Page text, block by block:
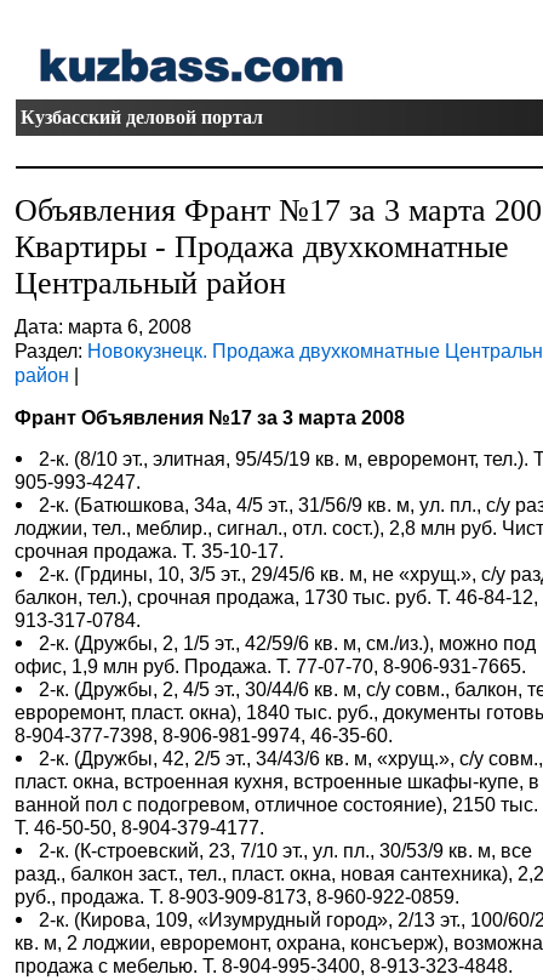
Кузбасский деловой портал
Объявления Франт №17 за 3 марта
Квартиры - Продажа двухкомнатные
Центральный район
Дата: марта 6, 2008
Раздел: Новокузнецк. Продажа двухкомнатные
район |
Франт Объявления №17 за 3 марта 2008
2-к. (8/10 эт., элитная, 95/45/19 кв. м, евроремонт, тел.).
905-993-4247.
2-к. (Батюшкова, 34а, 4/5 эт., 31/56/9 кв. м, ул. пл., с/у
лоджии, тел., меблир., сигнал., отл. сост.), 2,8 млн руб.
срочная продажа. Т. 35-10-17.
2-к. (Грдины, 10, 3/5 эт., 29/45/6 кв. м, не «хрущ.», с/у
балкон, тел.), срочная продажа, 1730 тыс. руб. Т. 46-84-12,
913-317-0784.
2-к. (Дружбы, 2, 1/5 эт., 42/59/6 кв. м, см./из.), можно под
офис, 1,9 млн руб. Продажа. Т. 77-07-70, 8-906-931-7665.
2-к. (Дружбы, 2, 4/5 эт., 30/44/6 кв. м, с/у совм., балкон,
евроремонт, пласт. окна), 1840 тыс. руб., документы
8-904-377-7398, 8-906-981-9974, 46-35-60.
2-к. (Дружбы, 42, 2/5 эт., 34/43/6 кв. м, «хрущ.», с/у совм.,
пласт. окна, встроенная кухня, встроенные шкафы-купе, в
ванной пол с подогревом, отличное состояние), 2150 тыс.
Т. 46-50-50, 8-904-379-4177.
2-к. (К-строевский, 23, 7/10 эт., ул. пл., 30/53/9 кв. м, все
разд., балкон заст., тел., пласт. окна, новая сантехника),
руб., продажа. Т. 8-903-909-8173, 8-960-922-0859.
2-к. (Кирова, 109, «Изумрудный город», 2/13 эт., 100/60/
кв. м, 2 лоджии, евроремонт, охрана, консъерж), возможна
продажа с мебелью. Т. 8-904-995-3400, 8-913-323-4848.